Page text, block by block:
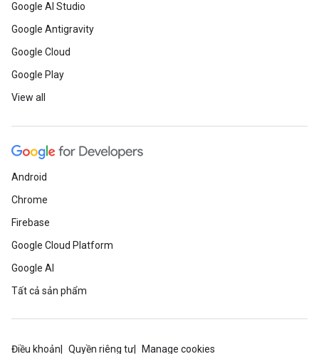
Google AI Studio
Google Antigravity
Google Cloud
Google Play
View all
Android
Chrome
Firebase
Google Cloud Platform
Google AI
Tất cả sản phẩm
Điều khoản Quyền riêng tư Manage cookies